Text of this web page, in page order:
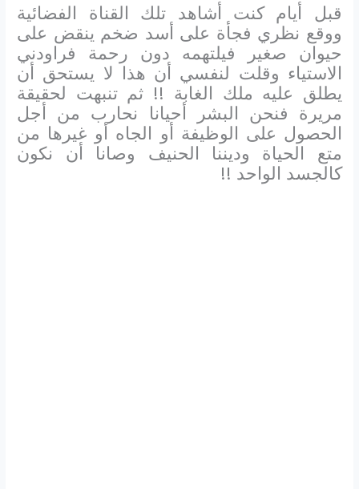
قبل أيام كنت أشاهد تلك القناة الفضائية
ووقع نظري فجأة على أسد ضخم ينقض على
حيوان صغير فيلتهمه دون رحمة فراودني
الاستياء وقلت لنفسي أن هذا لا يستحق أن
يطلق عليه ملك الغابة !! ثم تنبهت لحقيقة
مريرة فنحن البشر أحيانا نحارب من أجل
الحصول على الوظيفة أو الجاه أو غيرها من
متع الحياة وديننا الحنيف وصانا أن نكون
كالجسد الواحد !!